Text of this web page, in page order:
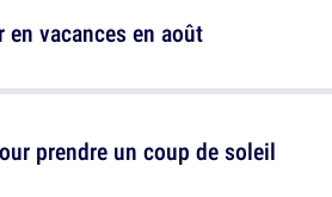
vacances en août
prendre un coup de soleil